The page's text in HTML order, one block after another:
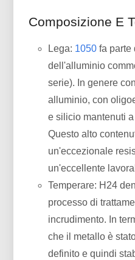
Composizione E
Lega: 1050 fa parte
dell'alluminio
serie). In genere
alluminio, con
e silicio mantenuti
Questo alto
un'eccezionale
un'eccellente
Temperare: H24
processo di
incrudimento. In
che il metallo è
definito e quindi